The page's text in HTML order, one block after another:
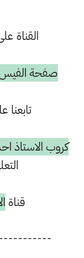
القناة
صفحة
تابعنا
كروب الاستاذ
قناة